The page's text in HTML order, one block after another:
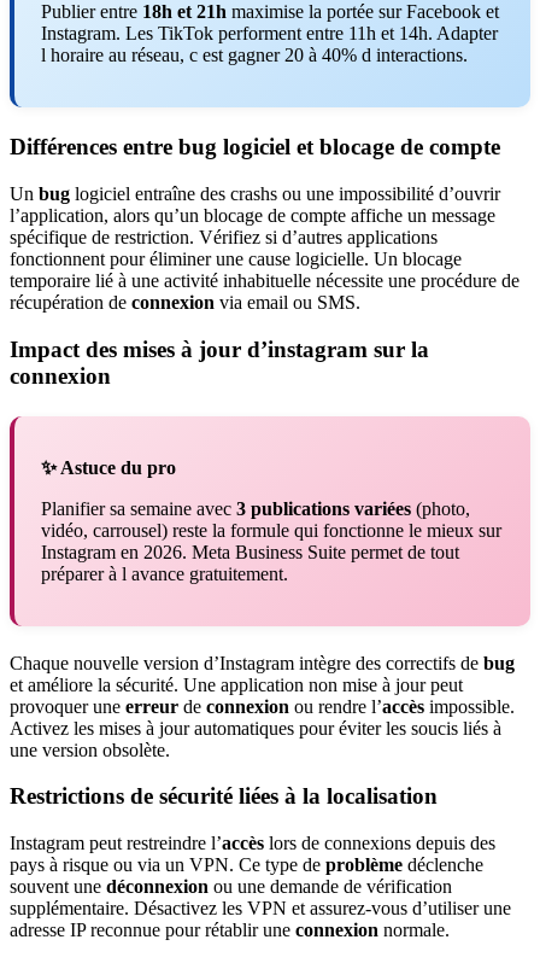
Publier entre 18h et 21h maximise la portée sur Facebook et
Instagram. Les TikTok performent entre 11h et 14h. Adapter
l horaire au réseau, c est gagner 20 à 40% d interactions.
Différences entre bug logiciel et blocage de compte
Un bug logiciel entraîne des crashs ou une impossibilité d’ouvrir
l’application, alors qu’un blocage de compte affiche un message
spécifique de restriction. Vérifiez si d’autres applications
fonctionnent pour éliminer une cause logicielle. Un blocage
temporaire lié à une activité inhabituelle nécessite une procédure de
récupération de connexion via email ou SMS.
Impact des mises à jour d’instagram sur la
connexion
✨ Astuce du pro
Planifier sa semaine avec 3 publications variées (photo,
vidéo, carrousel) reste la formule qui fonctionne le mieux sur
Instagram en 2026. Meta Business Suite permet de tout
préparer à l avance gratuitement.
Chaque nouvelle version d’Instagram intègre des correctifs de bug
et améliore la sécurité. Une application non mise à jour peut
provoquer une erreur de connexion ou rendre l’accès impossible.
Activez les mises à jour automatiques pour éviter les soucis liés à
une version obsolète.
Restrictions de sécurité liées à la localisation
Instagram peut restreindre l’accès lors de connexions depuis des
pays à risque ou via un VPN. Ce type de problème déclenche
souvent une déconnexion ou une demande de vérification
supplémentaire. Désactivez les VPN et assurez-vous d’utiliser une
adresse IP reconnue pour rétablir une connexion normale.